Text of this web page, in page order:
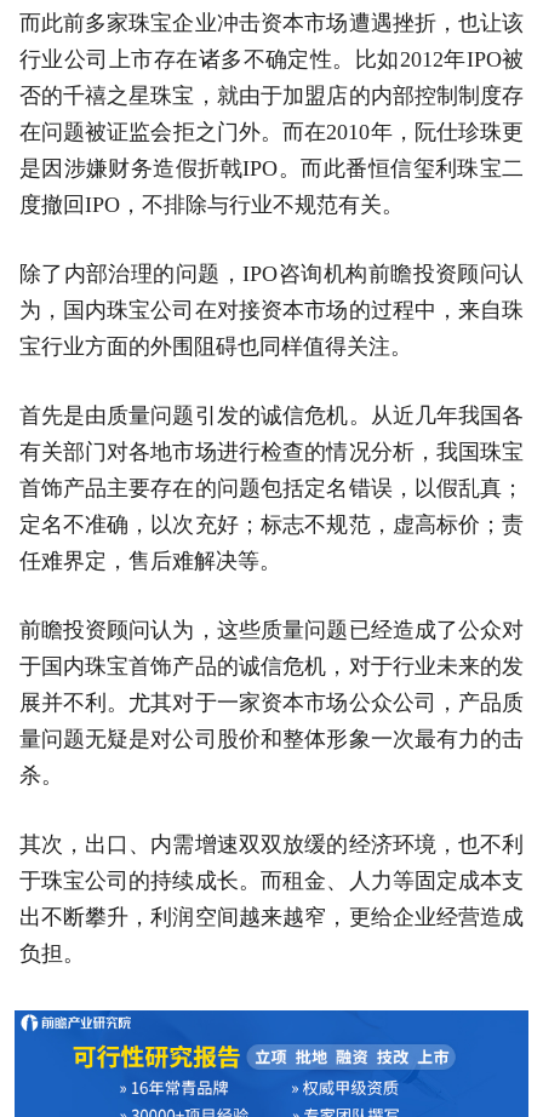
而此前多家珠宝企业冲击资本市场遭遇挫折，也让该
行业公司上市存在诸多不确定性。比如2012年IPO被
否的千禧之星珠宝，就由于加盟店的内部控制制度存
在问题被证监会拒之门外。而在2010年，阮仕珍珠更
是因涉嫌财务造假折戟IPO。而此番恒信玺利珠宝二
度撤回IPO，不排除与行业不规范有关。
除了内部治理的问题，IPO咨询机构前瞻投资顾问认
为，国内珠宝公司在对接资本市场的过程中，来自珠
宝行业方面的外围阻碍也同样值得关注。
首先是由质量问题引发的诚信危机。从近几年我国各
有关部门对各地市场进行检查的情况分析，我国珠宝
首饰产品主要存在的问题包括定名错误，以假乱真；
定名不准确，以次充好；标志不规范，虚高标价；责
任难界定，售后难解决等。
前瞻投资顾问认为，这些质量问题已经造成了公众对
于国内珠宝首饰产品的诚信危机，对于行业未来的发
展并不利。尤其对于一家资本市场公众公司，产品质
量问题无疑是对公司股价和整体形象一次最有力的击
杀。
其次，出口、内需增速双双放缓的经济环境，也不利
于珠宝公司的持续成长。而租金、人力等固定成本支
出不断攀升，利润空间越来越窄，更给企业经营造成
负担。